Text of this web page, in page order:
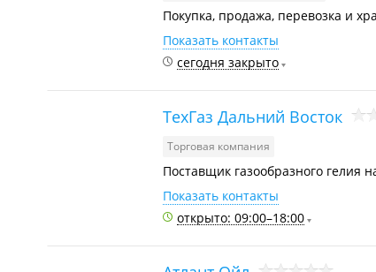
Покупка, продажа, перевозка и
Показать контакты
сегодня закрыто
ТехГаз Дальний Восток
Торговая компания
Поставщик газообразного гелия
Показать контакты
открыто: 09:00–18:00